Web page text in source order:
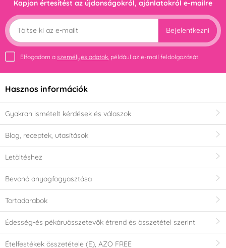
Kapjon értesítést az újdonságokról, ajánlatokról e-mailre
Bejelentkezni
Elfogadom a személyes adatok , például az e-mail feldolgozását
Hasznos információk
Gyakran ismételt kérdések és válaszok
Blog, receptek, utasítások
Letöltéshez
Bevonó anyagfogyasztása
Tortadarabok
Édesség-és pékáruösszetevők étrend és összetétel szerint
Ételfestékek összetétele (E), AZO FREE